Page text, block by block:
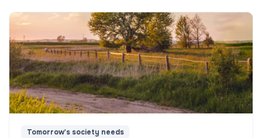
Tomorrow's society needs